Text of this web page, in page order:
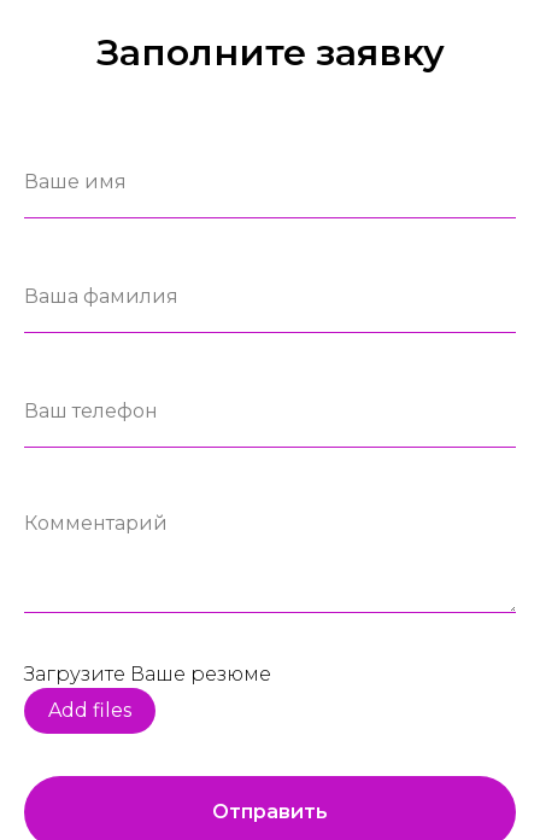
Заполните заявку
Загрузите Ваше резюме
Add files
Отправить